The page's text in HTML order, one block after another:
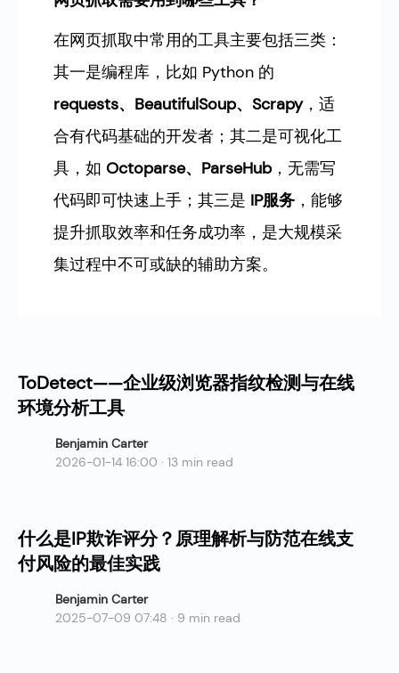
在网页抓取中常用的工具主要包括三类：
其一是编程库，比如 Python 的
requests、BeautifulSoup、Scrapy，适
合有代码基础的开发者；其二是可视化工
具，如 Octoparse、ParseHub，无需写
代码即可快速上手；其三是 IP服务 ，能够
提升抓取效率和任务成功率，是大规模采
集过程中不可或缺的辅助方案。
ToDetect——企业级浏览器指纹检测与在线
环境分析工具
Benjamin Carter
2026-01-14 16:00 · 13 min read
什么是IP欺诈评分？原理解析与防范在线支
付风险的最佳实践
Benjamin Carter
2025-07-09 07:48 · 9 min read